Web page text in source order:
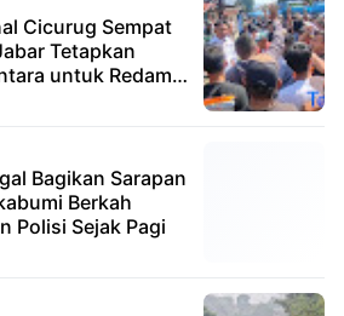
Cicurug Sempat
Tetapkan
untuk Redam
Bagikan Sarapan
Berkah
Polisi Sejak Pagi